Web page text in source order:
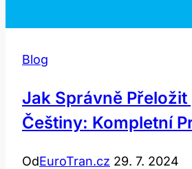
Blog
Jak Správně Přeložit
Češtiny: Kompletní
OdEuroTran.cz 29. 7. 2024